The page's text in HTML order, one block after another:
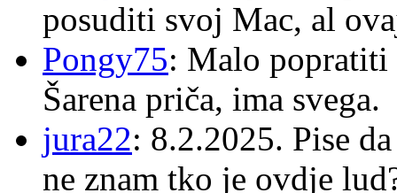
posuditi svoj Mac, al
Pongy75: Malo popratiti
Šarena priča, ima svega.
jura22: 8.2.2025. Pise
ne znam tko je ovdje